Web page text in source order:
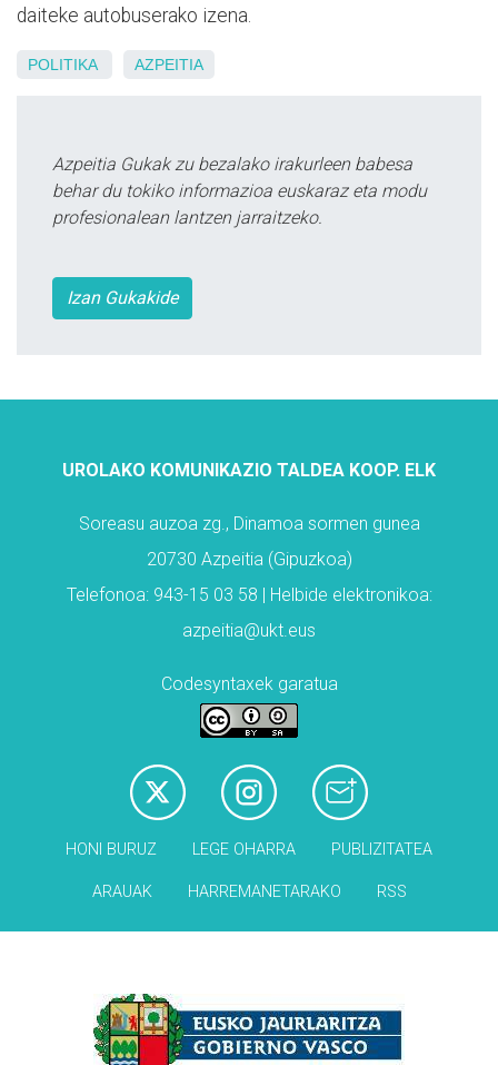
daiteke autobuserako izena.
POLITIKA AZPEITIA
Azpeitia Gukak zu bezalako irakurleen babesa
behar du tokiko informazioa euskaraz eta modu
profesionalean lantzen jarraitzeko.
Izan Gukakide
UROLAKO KOMUNIKAZIO TALDEA KOOP. ELK
Soreasu auzoa zg., Dinamoa sormen gunea
20730 Azpeitia (Gipuzkoa)
Telefonoa: 943-15 03 58 | Helbide elektronikoa:
azpeitia@ukt.eus
Codesyntaxek garatua
HONI BURUZ LEGE OHARRA PUBLIZITATEA
ARAUAK HARREMANETARAKO RSS